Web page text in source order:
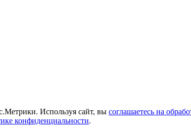
Используя сайт, вы соглашаетесь на
конфиденциальности.